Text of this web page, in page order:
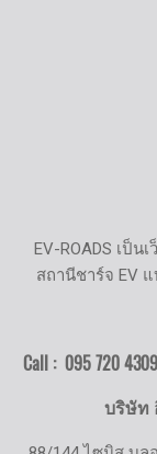
EV-ROADS เป็
สถานีชาร์จ EV
Call : 095 720
บริษัท